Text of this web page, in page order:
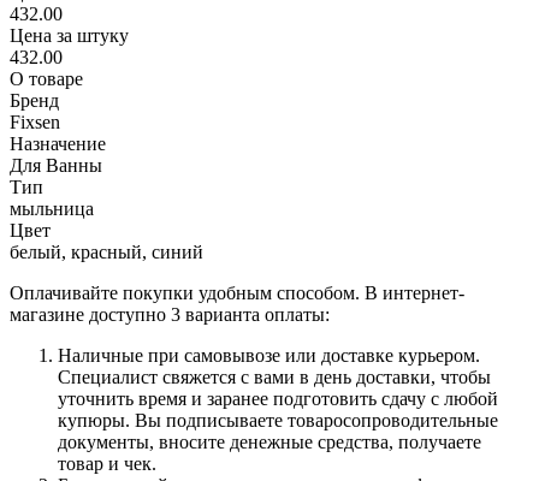
432.00
Цена за штуку
432.00
О товаре
Бренд
Fixsen
Назначение
Для Ванны
Тип
мыльница
Цвет
белый, красный, синий
Оплачивайте покупки удобным способом. В интернет-
магазине доступно 3 варианта оплаты:
Наличные при самовывозе или доставке курьером.
Специалист свяжется с вами в день доставки, чтобы
уточнить время и заранее подготовить сдачу с любой
купюры. Вы подписываете товаросопроводительные
документы, вносите денежные средства, получаете
товар и чек.